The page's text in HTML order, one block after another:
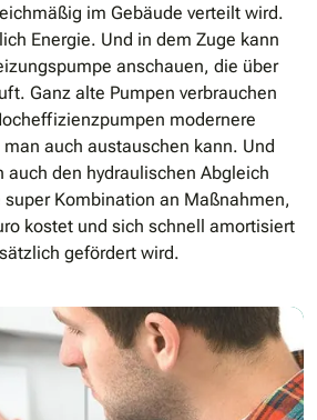
im Gebäude verteilt wird.
Energie. Und in dem Zuge kann
anschauen, die über
Ganz alte Pumpen verbrauchen
modernere
auch austauschen kann. Und
auch den hydraulischen Abgleich
Kombination an Maßnahmen,
kostet und sich schnell amortisiert
gefördert wird.